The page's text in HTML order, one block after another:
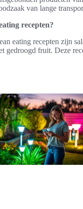
van lange
recepten?
eating recepten zijn
gedroogd fruit. Deze